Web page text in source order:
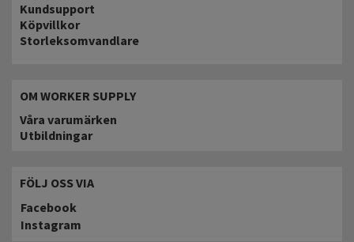
Kundsupport
Köpvillkor
Storleksomvandlare
OM WORKER SUPPLY
Våra varumärken
Utbildningar
FÖLJ OSS VIA
Facebook
Instagram